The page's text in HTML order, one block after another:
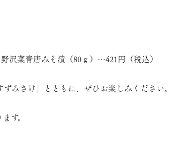
野沢菜青唐みそ漬（80ｇ）…421円（税込）
ずみさけ 」とともに、ぜひお楽しみください。
す。